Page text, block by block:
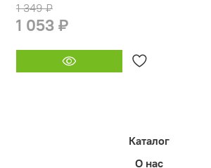
1 349 ₽
1 053 ₽
Каталог
О нас